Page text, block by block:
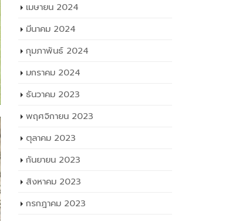
เมษายน 2024
มีนาคม 2024
กุมภาพันธ์ 2024
มกราคม 2024
ธันวาคม 2023
พฤศจิกายน 2023
ตุลาคม 2023
กันยายน 2023
สิงหาคม 2023
กรกฎาคม 2023